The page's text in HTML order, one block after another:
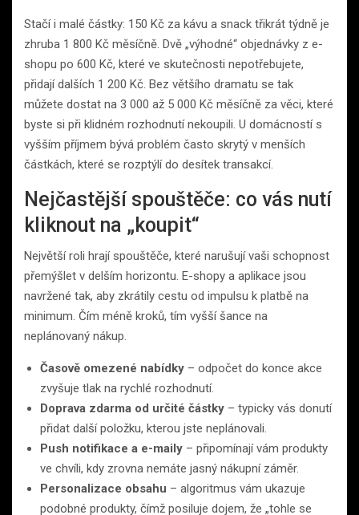
Stačí i malé částky: 150 Kč za kávu a snack třikrát týdně je
zhruba 1 800 Kč měsíčně. Dvě „výhodné“ objednávky z e-
shopu po 600 Kč, které ve skutečnosti nepotřebujete,
přidají dalších 1 200 Kč. Bez většího dramatu se tak
můžete dostat na 3 000 až 5 000 Kč měsíčně za věci, které
byste si při klidném rozhodnutí nekoupili. U domácností s
vyšším příjmem bývá problém často skrytý v menších
částkách, které se rozptýlí do desítek transakcí.
Nejčastější spouštěče: co vás nutí
kliknout na „koupit“
Největší roli hrají spouštěče, které narušují vaši schopnost
přemýšlet v delším horizontu. E-shopy a aplikace jsou
navržené tak, aby zkrátily cestu od impulsu k platbě na
minimum. Čím méně kroků, tím vyšší šance na
neplánovaný nákup.
Časově omezené nabídky – odpočet do konce akce
zvyšuje tlak na rychlé rozhodnutí.
Doprava zdarma od určité částky – typicky vás donutí
přidat další položku, kterou jste neplánovali.
Push notifikace a e-maily – připomínají vám produkty
ve chvíli, kdy zrovna nemáte jasný nákupní záměr.
Personalizace obsahu – algoritmus vám ukazuje
podobné produkty, čímž posiluje dojem, že „tohle se